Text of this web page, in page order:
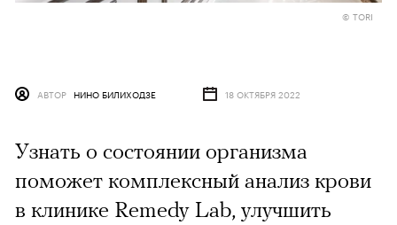
© TORI
АВТОР НИНО БИЛИХОДЗЕ 18 ОКТЯБРЯ 2022
Узнать о состоянии организма
поможет комплексный анализ крови
в клинике Remedy Lab, улучшить